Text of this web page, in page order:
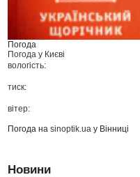
Погода
Погода у Києві
вологість:
тиск:
вітер:
Погода наsinoptik.ua у Вінниці
Новини